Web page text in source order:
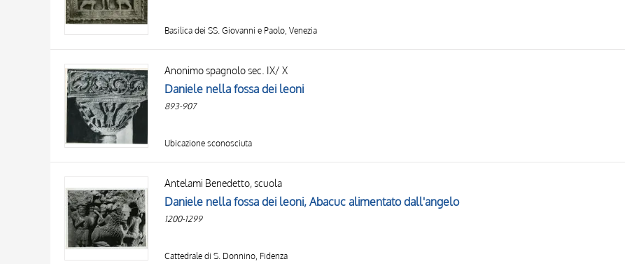
LOCATION
Basilica dei SS. Giovanni e Paolo, Venezia
Anonimo spagnolo sec. IX/ X
Daniele nella fossa dei leoni
893-907
Ubicazione sconosciuta
Antelami Benedetto, scuola
Daniele nella fossa dei leoni, Abacuc alimentato dall'angelo
1200-1299
Cattedrale di S. Donnino, Fidenza